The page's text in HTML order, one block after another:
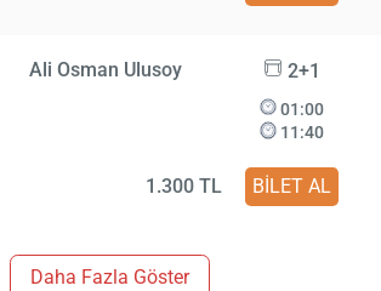
Ali Osman Ulusoy 2+1
01:00
11:40
1.300 TL BİLET AL
Daha Fazla Göster